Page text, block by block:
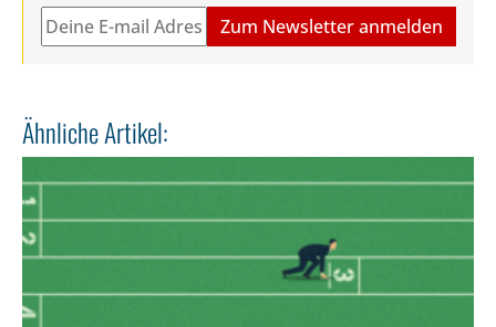
Ähnliche Artikel: